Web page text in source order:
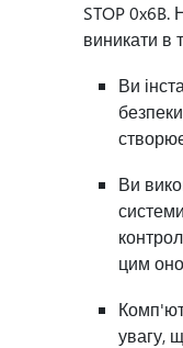
STOP
виникати в
Ви
Ви
цим
увагу,